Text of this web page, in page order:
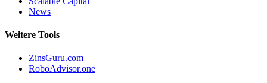
News
Weitere Tools
ZinsGuru.com
RoboAdvisor.one